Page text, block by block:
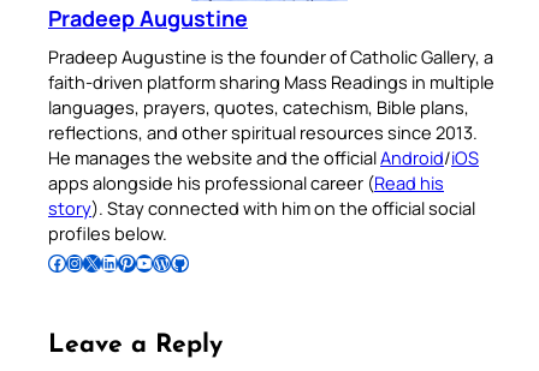
Pradeep Augustine
Pradeep Augustine is the founder of Catholic Gallery, a
faith-driven platform sharing Mass Readings in multiple
languages, prayers, quotes, catechism, Bible plans,
reflections, and other spiritual resources since 2013.
He manages the website and the officialAndroid/iOS
apps alongside his professional career (Read his
story). Stay connected with him on the official social
profiles below.
Follow Pradeep on Facebook Follow Pradeep on InstagramFollow Pradeep on X Follow Pradeep on LinkedIn Follow Pradeep on Pinterest Subscribe to Pradeep’s Youtube Channel Follow Pradeep on WordPress Follow Pradeep on GitHub
Leave a Reply